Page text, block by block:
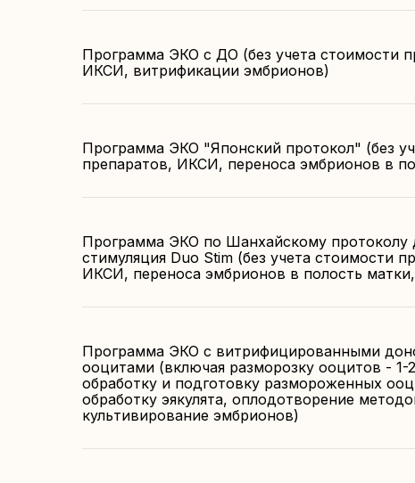
Программа ЭКО с ДО (без учета стоимости
ИКСИ, витрификации эмбрионов)
Программа ЭКО "Японский протокол" (без
препаратов, ИКСИ, переноса эмбрионов в
Программа ЭКО по Шанхайскому протоколу
стимуляция Duo Stim (без учета стоимости
ИКСИ, переноса эмбрионов в полость
Программа ЭКО с витрифицированными
ооцитами (включая разморозку ооцитов - 1-
обработку и подготовку размороженных
обработку эякулята, оплодотворение
культивирование эмбрионов)